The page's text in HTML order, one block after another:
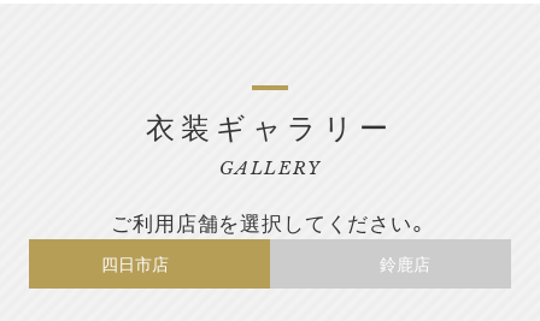
衣装ギャラリー
GALLERY
ご利用店舗を選択してください。
四日市店 鈴鹿店